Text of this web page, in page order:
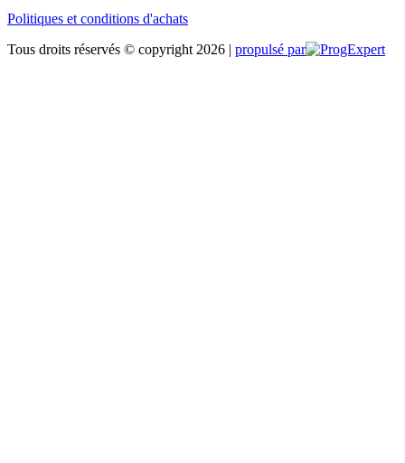
Politiques et conditions d'achats
Tous droits réservés © copyright 2026 | propulsé par